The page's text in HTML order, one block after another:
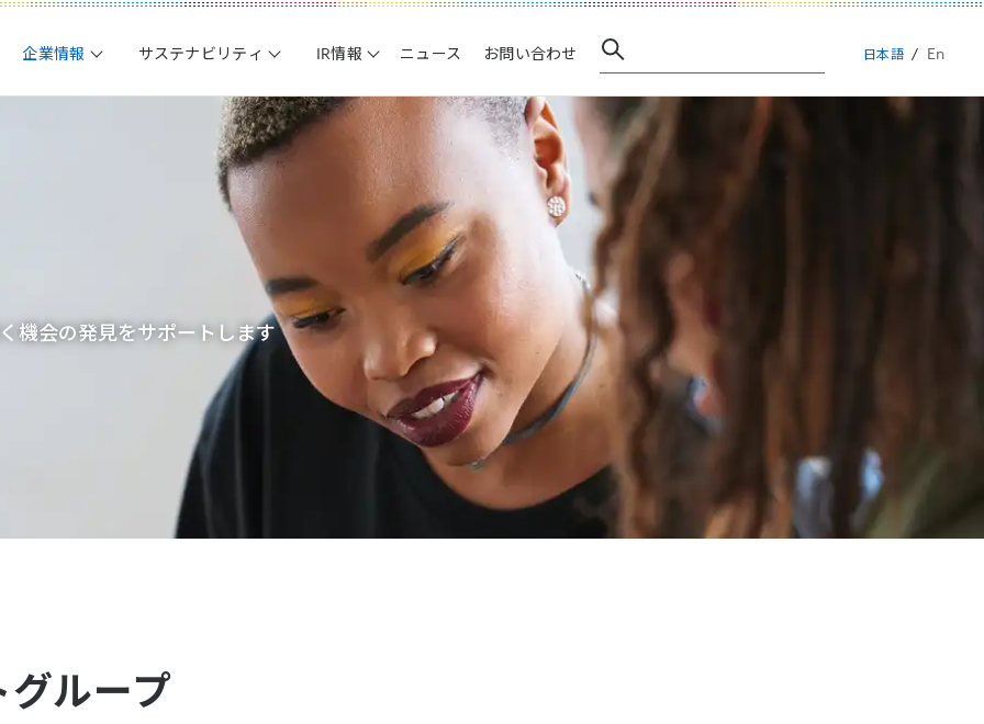
企業情報 サステナビリティ IR情報 ニュース お問い合わせ 日本語 En
機会の発見をサポートします
ループ